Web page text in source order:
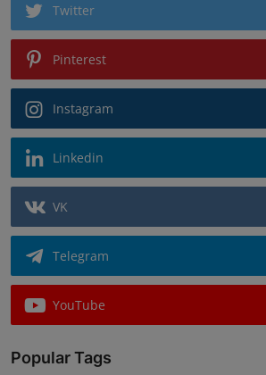
Twitter
Pinterest
Instagram
Linkedin
VK
Telegram
YouTube
Popular Tags